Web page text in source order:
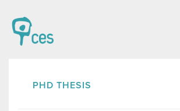
PHD THESIS